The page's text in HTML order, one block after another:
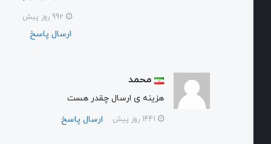
ارسال پاسخ
محمد
هزينه ی ارسال چقدر هست
ارسال پاسخ